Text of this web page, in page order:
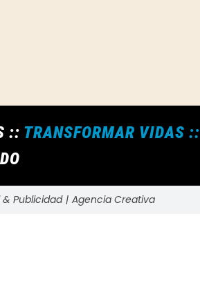
:: TRANSFORMAR VIDAS ::
Publicidad Agencia Creativa